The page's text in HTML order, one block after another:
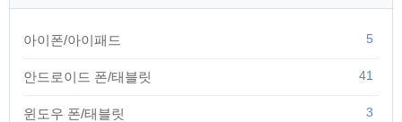
아이폰/아이패드 5
안드로이드 폰/태블릿 41
윈도우 폰/태블릿 3